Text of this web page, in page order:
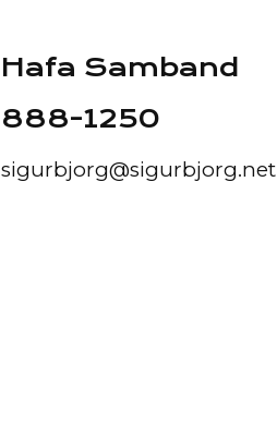
Hafa Samband
888-1250
sigurbjorg@sigurbjorg.net